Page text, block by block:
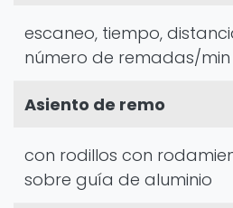
escaneo, tiempo,
número de remadas/
Asiento de remo
con rodillos con
sobre guía de aluminio